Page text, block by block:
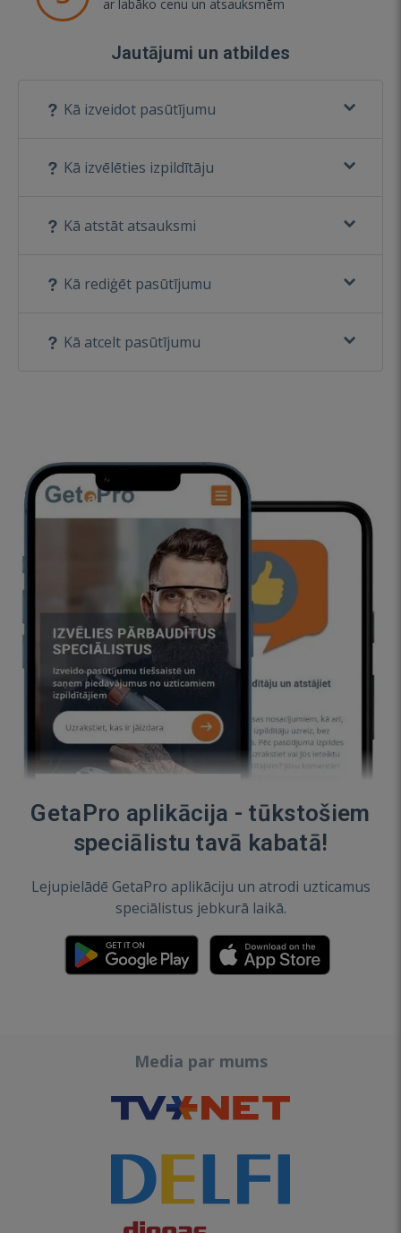
ar labāko cenu un atsauksmēm
Jautājumi un atbildes
Kā izveidot pasūtījumu
Kā izvēlēties izpildītāju
Kā atstāt atsauksmi
Kā rediģēt pasūtījumu
Kā atcelt pasūtījumu
GetaPro aplikācija - tūkstošiem
speciālistu tavā kabatā!
Lejupielādē GetaPro aplikāciju un atrodi uzticamus
speciālistus jebkurā laikā.
Media par mums